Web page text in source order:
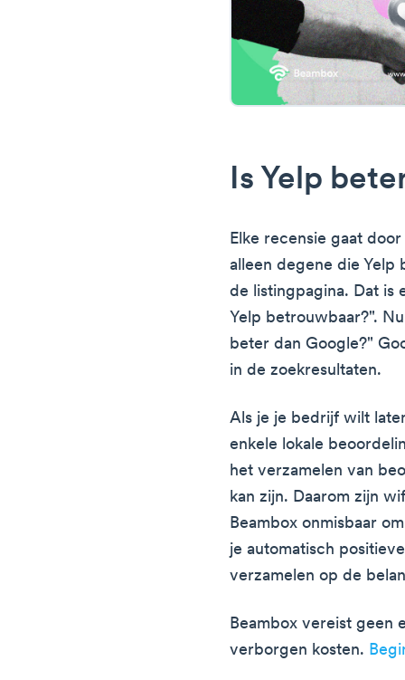
Is Yelp
Elke recensie gaat
alleen degene die
de listingpagina. Dat is
Yelp betrouwbaar?".
beter dan Google?"
in de zoekresultaten.
Als je je bedrijf wilt
enkele lokale
het verzamelen van
kan zijn. Daarom zijn
Beambox onmisbaar
je automatisch
verzamelen op de
Beambox vereist geen
verborgen kosten.